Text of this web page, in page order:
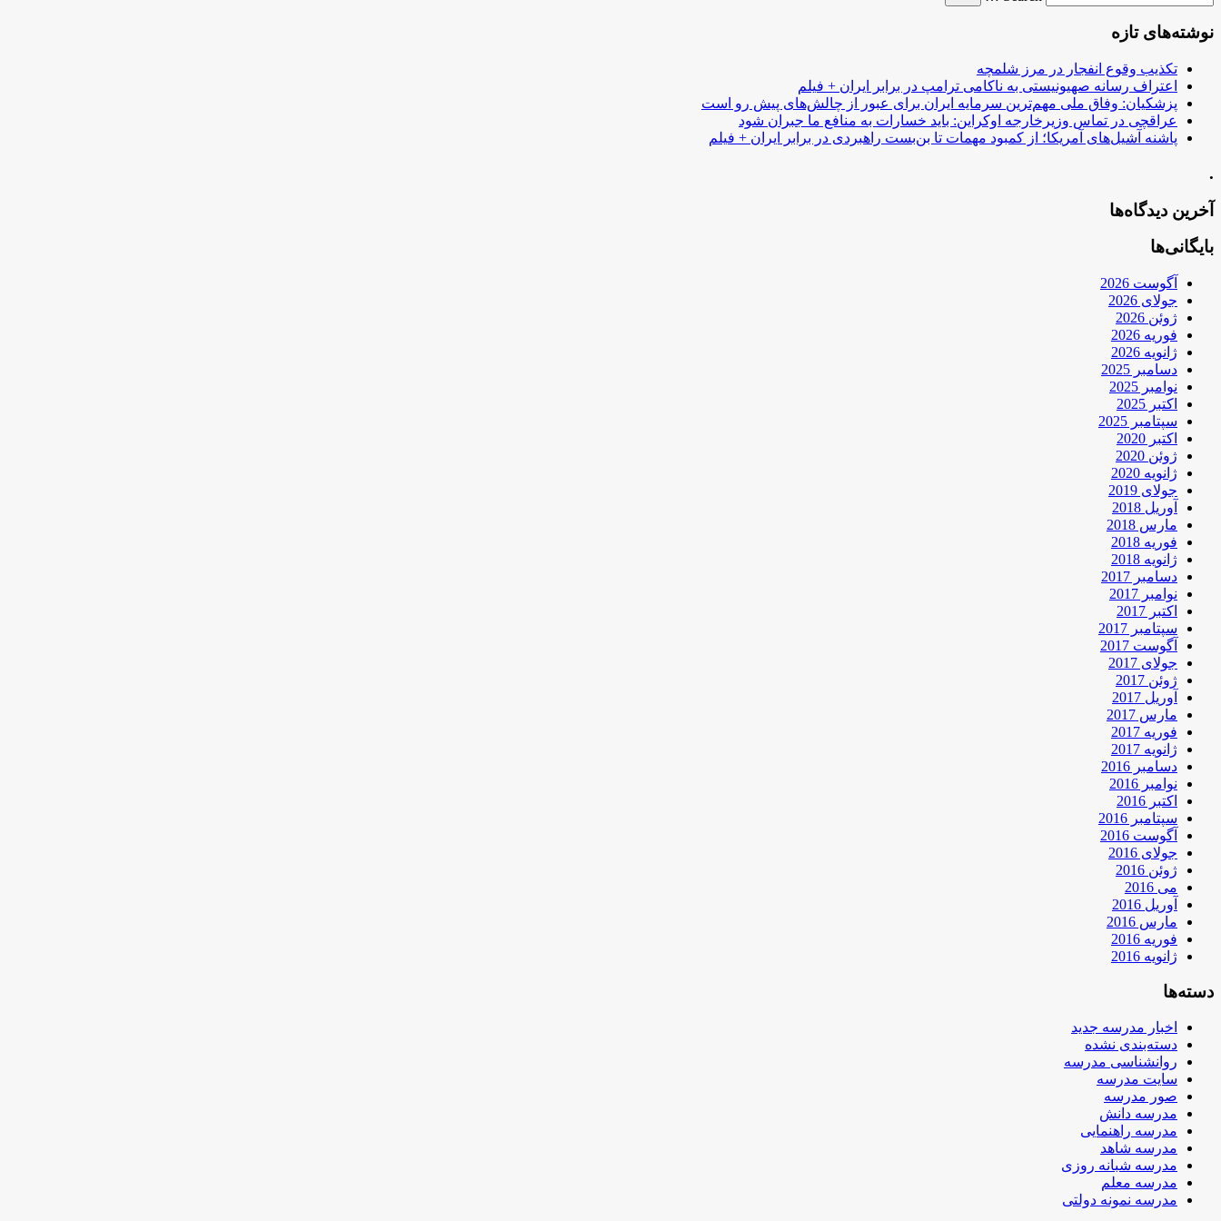
نوشته‌های تازه
تکذیب وقوع انفجار در مرز شلمچه
اعتراف رسانه صهیونیستی به ناکامی ترامپ در برابر ایران + فیلم
پزشکیان: وفاق ملی مهم‌ترین سرمایه ایران برای عبور از چالش‌های پیش رو است
عراقچی در تماس وزیرخارجه اوکراین: باید خسارات به منافع ما جبران شود
پاشنه آشیل‌های آمریکا؛ از کمبود مهمات تا بن‌بست راهبردی در برابر ایران + فیلم
.
آخرین دیدگاه‌ها
بایگانی‌ها
آگوست 2026
جولای 2026
ژوئن 2026
فوریه 2026
ژانویه 2026
دسامبر 2025
نوامبر 2025
اکتبر 2025
سپتامبر 2025
اکتبر 2020
ژوئن 2020
ژانویه 2020
جولای 2019
آوریل 2018
مارس 2018
فوریه 2018
ژانویه 2018
دسامبر 2017
نوامبر 2017
اکتبر 2017
سپتامبر 2017
آگوست 2017
جولای 2017
ژوئن 2017
آوریل 2017
مارس 2017
فوریه 2017
ژانویه 2017
دسامبر 2016
نوامبر 2016
اکتبر 2016
سپتامبر 2016
آگوست 2016
جولای 2016
ژوئن 2016
می 2016
آوریل 2016
مارس 2016
فوریه 2016
ژانویه 2016
دسته‌ها
اخبار مدرسه جدید
دسته‌بندی نشده
روانشناسی مدرسه
سایت مدرسه
صور مدرسه
مدرسه دانش
مدرسه راهنمایی
مدرسه شاهد
مدرسه شبانه روزی
مدرسه معلم
مدرسه نمونه دولتی